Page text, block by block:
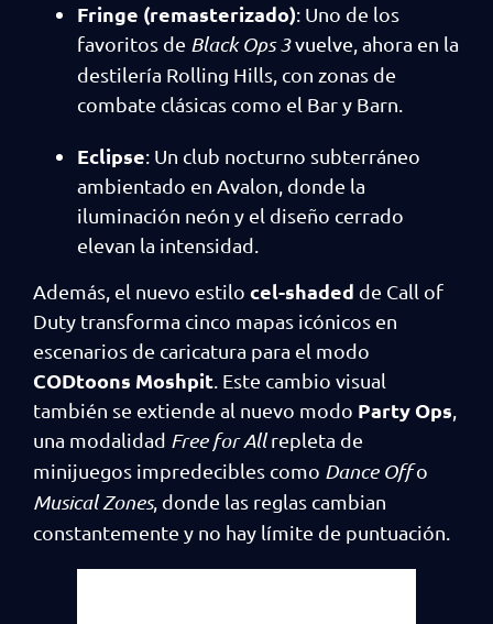
Fringe (remasterizado): Uno de los
favoritos de Black Ops 3vuelve, ahora en la
destilería Rolling Hills, con zonas de
combate clásicas como el Bar y Barn.
Eclipse: Un club nocturno subterráneo
ambientado en Avalon, donde la
iluminación neón y el diseño cerrado
elevan la intensidad.
Además, el nuevo estilo cel-shaded de Call of
Duty transforma cinco mapas icónicos en
escenarios de caricatura para el modo
CODtoons Moshpit . Este cambio visual
también se extiende al nuevo modo Party Ops
una modalidad Free for Allrepleta de
minijuegos impredecibles como Dance Offo
Musical Zones, donde las reglas cambian
constantemente y no hay límite de puntuación.